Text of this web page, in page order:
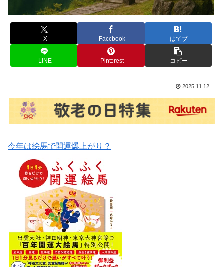
X Facebook はてブ
LINE Pinterest コピー
2025.11.12
今年は絵馬で開運爆上がり？